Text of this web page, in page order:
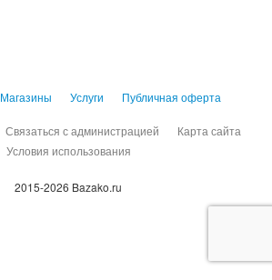
Магазины Услуги Публичная оферта
Связаться с администрацией
Карта сайта
Условия использования
2015-2026 Bazako.ru